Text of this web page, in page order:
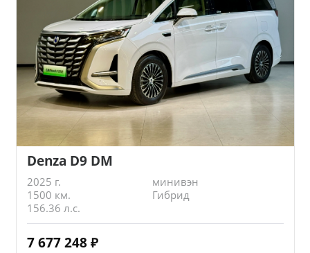
Denza D9 DM
2025 г.
минивэн
1500 км.
Гибрид
156.36 л.с.
7 677 248 ₽